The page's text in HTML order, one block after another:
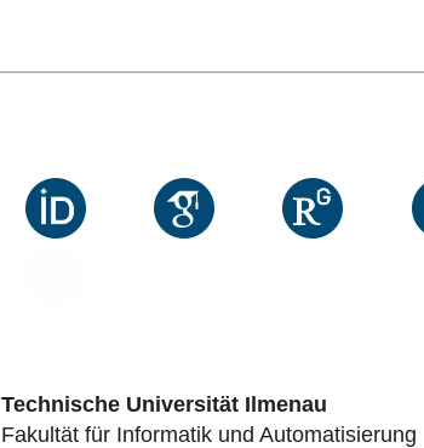
Technische Universität Ilmenau
Fakultät für Informatik und Automatisierung